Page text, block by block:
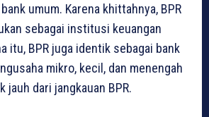
umum. Karena khittahnya, BPR
sebagai institusi keuangan
itu, BPR juga identik sebagai bank
mikro, kecil, dan menengah
jauh dari jangkauan BPR.